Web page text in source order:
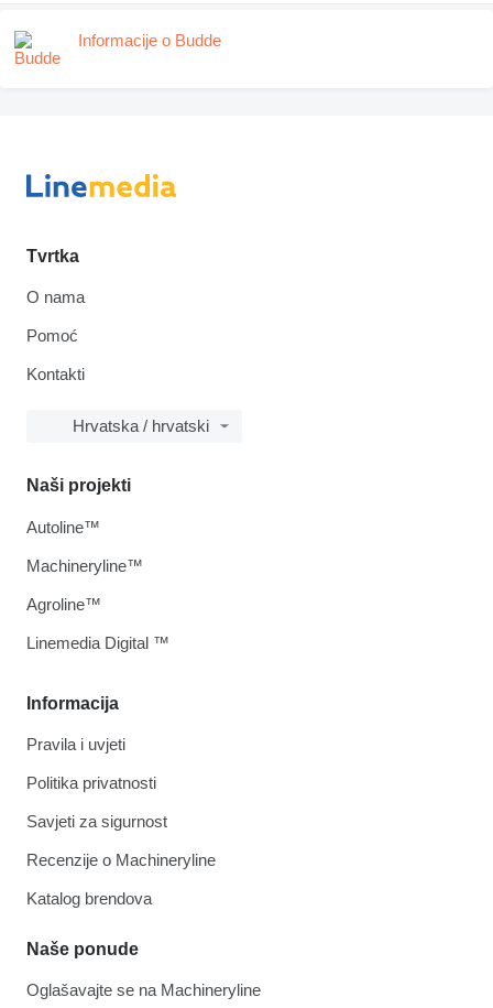
Informacije o Budde
Tvrtka
O nama
Pomoć
Kontakti
Hrvatska / hrvatski
Informacija
Pravila i uvjeti
Politika privatnosti
Savjeti za sigurnost
Recenzije o Machineryline
Katalog brendova
Naše ponude
Oglašavajte se na Machineryline
Naši projekti
Autoline™
Machineryline™
Agroline™
Linemedia Digital ™